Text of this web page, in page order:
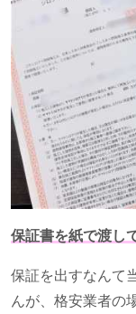
保証書を紙で渡し
保証を出すなんて
んが、格安業者の